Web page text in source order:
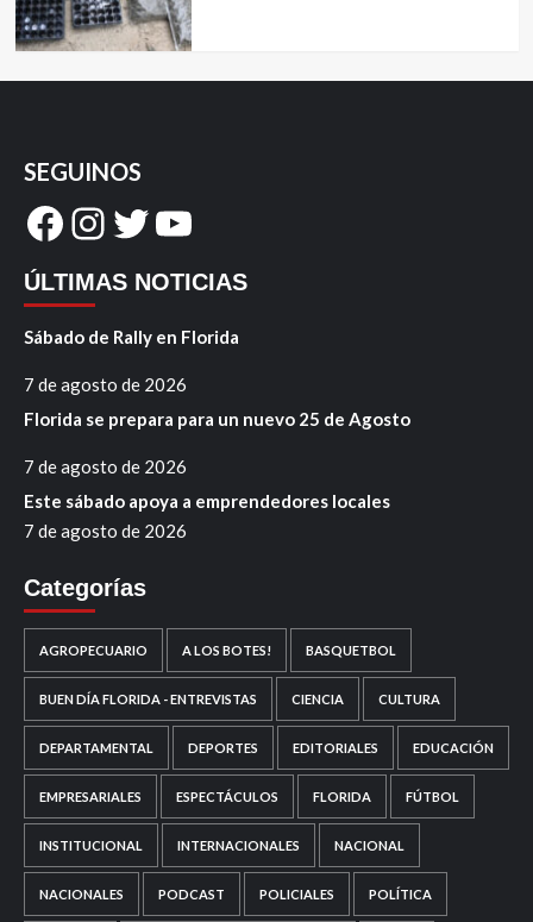
SEGUINOS
Facebook
Instagram
Twitter
YouTube
ÚLTIMAS NOTICIAS
Sábado de Rally en Florida
7 de agosto de 2026
Florida se prepara para un nuevo 25 de Agosto
7 de agosto de 2026
Este sábado apoya a emprendedores locales
7 de agosto de 2026
Categorías
AGROPECUARIO A LOS BOTES! BASQUETBOL
BUEN DÍA FLORIDA - ENTREVISTAS CIENCIA CULTURA
DEPARTAMENTAL DEPORTES EDITORIALES EDUCACIÓN
EMPRESARIALES ESPECTÁCULOS FLORIDA FÚTBOL
INSTITUCIONAL INTERNACIONALES NACIONAL
NACIONALES PODCAST POLICIALES POLÍTICA